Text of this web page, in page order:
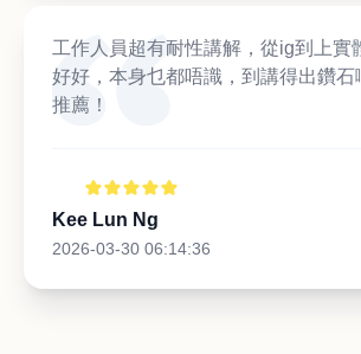
工作人員超有耐性講解，從ig到上實
好好，本身乜都唔識，到講得出鑽石
推薦！
Kee Lun Ng
2026-03-30 06:14:36